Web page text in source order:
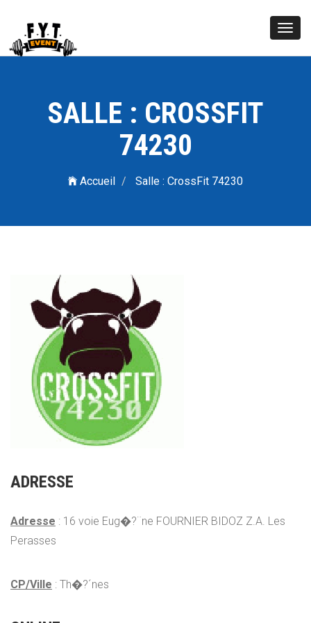
SALLE : CROSSFIT
74230
Accueil Salle : CrossFit 74230
ADRESSE
Adresse : 16 voie Eug�?¨ne FOURNIER BIDOZ Z.A. Les
Perasses
CP/Ville : Th�?´nes